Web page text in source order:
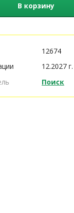
В корзину
12674
12.2027 г.
Поиск